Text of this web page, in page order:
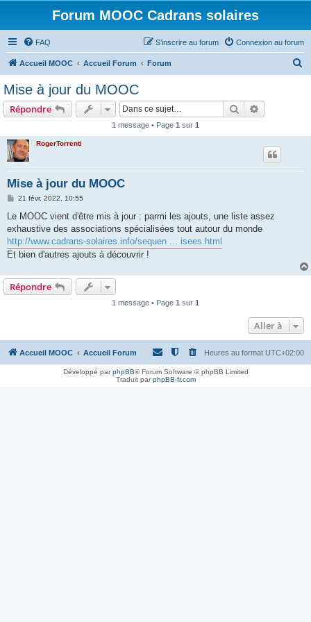
Forum MOOC Cadrans solaires
FAQ Connexion au forum
S’inscrire au forum
Accueil MOOC Accueil Forum Forum
Mise à jour du MOOC
Répondre Rechercher
1 message • Page 1 sur 1
RogerTorrenti
Mise à jour du MOOC
M
s
a
g
e
21 févr. 2022, 10:55
Le MOOC vient d'être mis à jour : parmi les ajouts, une liste assez
exhaustive des associations spécialisées tout autour du monde
http://www.cadrans-solaires.info/sequen ... isees.html
Et bien d'autres ajouts à découvrir !
Répondre
1 message • Page 1 sur 1
Aller à
Accueil MOOC Accueil Forum Heures au format UTC+02:00
Développé parphpBB® Forum Software © phpBB Limited
Traduit parphpBB-fr.com